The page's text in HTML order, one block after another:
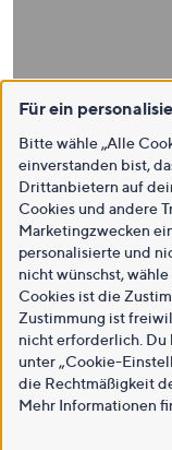
Für ein
Bitte wähle „Alle
einverstanden bist,
Drittanbietern auf
Cookies und andere
Marketingzwecken
personalisierte und
nicht wünschst,
Cookies ist die
Zustimmung ist
nicht erforderlich. Du
unter „Cookie-
die Rechtmäßigkeit
Mehr Informationen